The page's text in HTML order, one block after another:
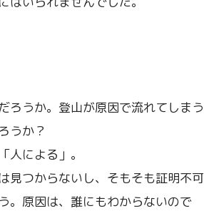
ろうか。登山が原因で流れてしまう
うか？
による」。
見つからないし、そもそも証明不可
。原因は、誰にもわからないので